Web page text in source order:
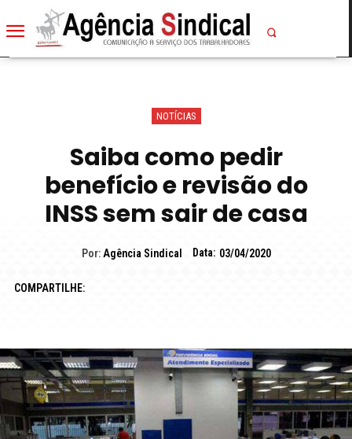
NOTÍCIAS
Saiba como pedir
benefício e revisão do
INSS sem sair de casa
Por: Agência Sindical Data: 03/04/2020
COMPARTILHE: